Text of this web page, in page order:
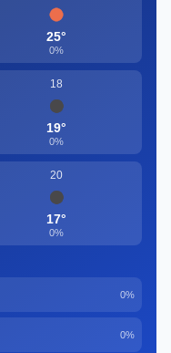
25°
0%
18
19°
0%
20
17°
0%
0%
0%